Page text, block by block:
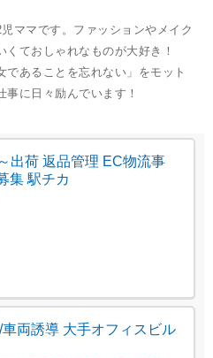
ママです。ファッションやメイク
くておしゃれなものが大好き！
であることを忘れない」をモット
事に日々励んでいます！
出荷 返品管理 EC物流事
集 駅チカ
両誘導 大手オフィスビル